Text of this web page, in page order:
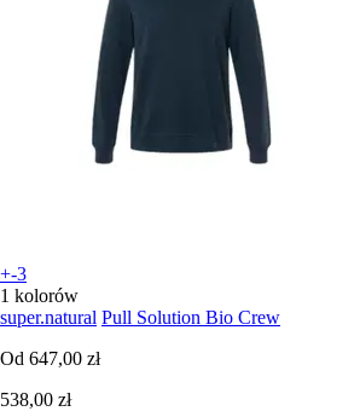
+-3
1 kolorów
super.natural Pull Solution Bio Crew
Od 647,00 zł
538,00 zł